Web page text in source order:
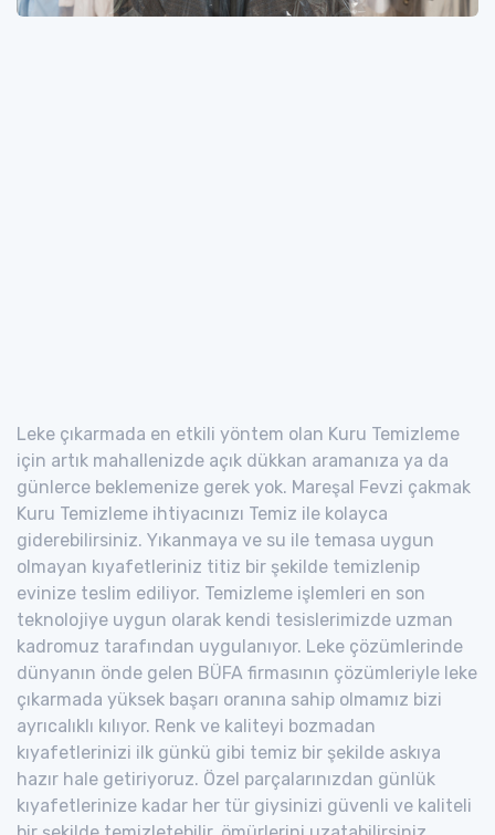
Leke çıkarmada en etkili yöntem olan Kuru Temizleme
için artık mahallenizde açık dükkan aramanıza ya da
günlerce beklemenize gerek yok. Mareşal Fevzi çakmak
Kuru Temizleme ihtiyacınızı Temiz ile kolayca
giderebilirsiniz. Yıkanmaya ve su ile temasa uygun
olmayan kıyafetleriniz titiz bir şekilde temizlenip
evinize teslim ediliyor. Temizleme işlemleri en son
teknolojiye uygun olarak kendi tesislerimizde uzman
kadromuz tarafından uygulanıyor. Leke çözümlerinde
dünyanın önde gelen BÜFA firmasının çözümleriyle leke
çıkarmada yüksek başarı oranına sahip olmamız bizi
ayrıcalıklı kılıyor. Renk ve kaliteyi bozmadan
kıyafetlerinizi ilk günkü gibi temiz bir şekilde askıya
hazır hale getiriyoruz. Özel parçalarınızdan günlük
kıyafetlerinize kadar her tür giysinizi güvenli ve kaliteli